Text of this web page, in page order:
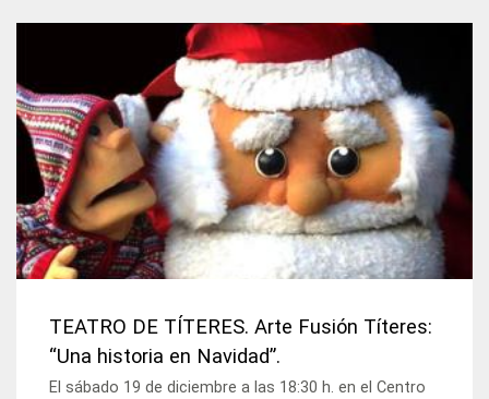
TEATRO DE TÍTERES. Arte Fusión Títeres:
“Una historia en Navidad”.
El sábado 19 de diciembre a las 18:30 h. en el Centro